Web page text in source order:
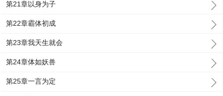
第21章以身为子
第22章霸体初成
第23章我天生就会
第24章体如妖兽
第25章一言为定